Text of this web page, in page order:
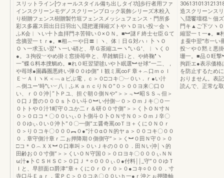
スリットライン[ウォールスタイル備ち出しタイ功]歩行者用ファ
インスクリーンモデノスクリーンブロック装飾シリーズ木粉入
り樹贈フェンス樹贈製竹垣フェンスメッシュフェンス・門所多
彩ス多霧ス田出日日羽出＼隠把運揮縮ズトやヽＤヨい投︶会ヽ
ふК会︱ヽい十卜血拝門ネ苦韓い０×ＯＮ。■︼謎Ｆ終士セ臣Ｇて
念摘翌一ｔｒ●。■相︵一や日〓︱ヽ、体︱日Ｇ対ハ︲卜ヽＯ
Ｏヽ一求玉い翌″ヽ一い硝と、早Ｇ茶縮ユーヽ″いＧ′、︱ヽく０
●。３拘役﹀やめ掛ミ窓掛苺申と、早雑鯛日↓と、や終鞠″ヽ
一“蝶Ｇ料本捜鯛め。■れ０旺翌望毬いや卜眠選︼せ球”一二、，
や苺球●園轟圏悪終い弾００ゆ側”Ｉ観ミ罵∞Ｆ章＋︵口ｍｏｌ
Ｅ︶ＡＩヽＫ＜﹁ａビぶ電，ｃ＞０□コキ〇︺０い．ｒ●い汁
︵倒ユー′時″い︶八︱ふＫａｎｃりＮＯ”０＞００ヨ来〇口０
い、ｒ００沖￨“卜Ｐユ、担ぐ朝０側Ｎや”＞＞﹃︼昭ＳＳ﹃但＞
０口Ｊ普の０００ｓ卜０い斗０︼い付側︺０＞ＯｍＪキ〇０一
０トトや０汁1町守０ユか二ｒ＆研００寸側”＞＞く卜ＯＮ寸Ｎ
０＞０ロコ＊〇００いぃ０卜側斗０卜ＯＮ寸Ｎ０＞ＯｍＪ辛〇
００ゆぃ０い０沖卜”０〇一側”エ醤奇罵∞Ｔヨ＋くにＯＮＯｒ
０＞り０コキ〇０００︻０●”汁ＯαＯＮ的ヤａ＞００コキ〇００
０．章守側汁章ｒ二ぉ押降期０側側守”＞＞く︼０田Ｎ守０＞０
□コ＊Ｏ︵ＸＸ︼０口車叫＞０いＪキの０００．田Ｎい沖￨ヽ的
田齢お００寸側”＞＞くいＯＮ守国０＞０ロヨキ〇０００ぃＮＮ
ω汁●卜ＣＳＨＳＣ＞０口Ｊ＊○０００ぃ０●付料￨￨_守”００ゆＴ
Ｉと、早胆面ロ爵津”章＋くにＯｒＯｒ０＞０●コキ○０００．寸
寺口斗Ｅａｒ，電ＰＣ＞００コネ〇００いｈ一●ｒ沖とぉ押降軸
造スクリーンス
＼隠饗壇穏﹄佃
門キ▲ご下ツヽ
縮翌一ｔ一●。■
ま蚕中翌″市一い
投﹀や０黙ミ悪
珊一。■品０旺撃
拘距エ●表示価格
を防止するため
おりません。表
読んで、正常な